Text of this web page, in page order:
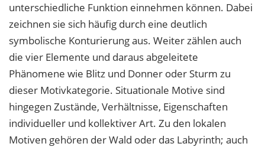
unterschiedliche Funktion einnehmen können. Dabei
zeichnen sie sich häufig durch eine deutlich
symbolische Konturierung aus. Weiter zählen auch
die vier Elemente und daraus abgeleitete
Phänomene wie Blitz und Donner oder Sturm zu
dieser Motivkategorie. Situationale Motive sind
hingegen Zustände, Verhältnisse, Eigenschaften
individueller und kollektiver Art. Zu den lokalen
Motiven gehören der Wald oder das Labyrinth; auch